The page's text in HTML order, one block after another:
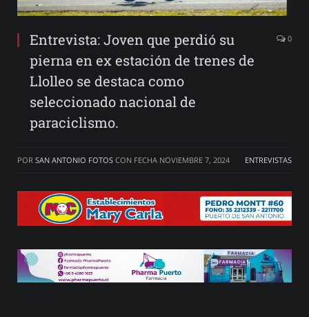
Entrevista: Joven que perdió su
pierna en ex estación de trenes de
Llolleo se destaca como
seleccionado nacional de
paraciclismo.
0
POR SAN ANTONIO FOTOS CON FECHA NOVIEMBRE 7, 2024 ENTREVISTAS